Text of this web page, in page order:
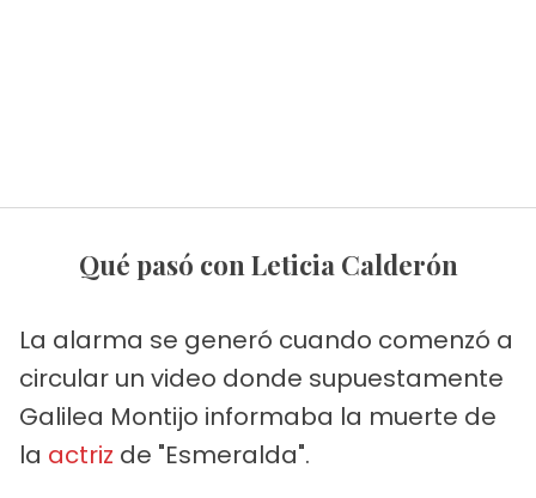
Qué pasó con Leticia Calderón
La alarma se generó cuando comenzó a
circular un video donde supuestamente
Galilea Montijo informaba la muerte de
la actriz de "Esmeralda".